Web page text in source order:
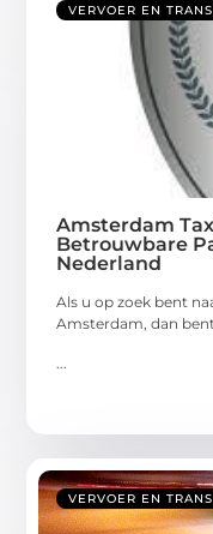
VERVOER EN
Amsterdam
Betrouwbare
Nederland
Als u op zoek bent
Amsterdam, dan
VERVOER EN